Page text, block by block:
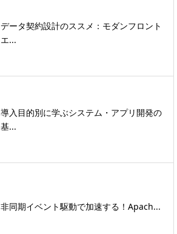
データ契約設計のススメ：モダンフロント
エ...
導入目的別に学ぶシステム・アプリ開発の
基...
非同期イベント駆動で加速する！Apach...